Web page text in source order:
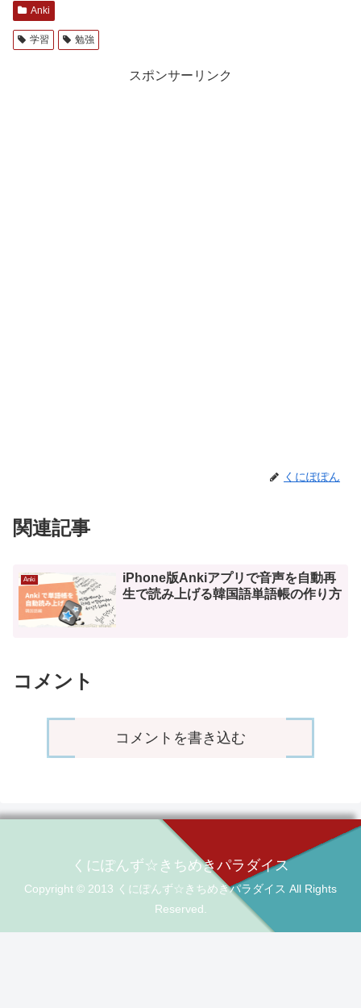
Anki
学習 勉強
スポンサーリンク
くにぽぽん
関連記事
Anki
iPhone版Ankiアプリで音声を自動再
生で読み上げる韓国語単語帳の作り方
コメント
コメントを書き込む
くにぽんず☆きちめきパラダイス
Copyright © 2013 くにぽんず☆きちめきパラダイス All Rights
Reserved.